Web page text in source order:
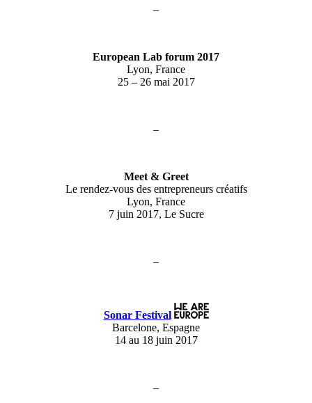
–
European Lab forum 2017
Lyon, France
25 – 26 mai 2017
–
Meet & Greet
Le rendez-vous des entrepreneurs créatifs
Lyon, France
7 juin 2017, Le Sucre
–
Sonar Festival
Barcelone, Espagne
14 au 18 juin 2017
–